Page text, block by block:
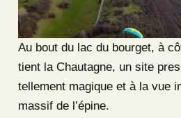
Au bout du lac du bourget, à
tient la Chautagne, un site
tellement magique et à la vue
massif de l’épine.